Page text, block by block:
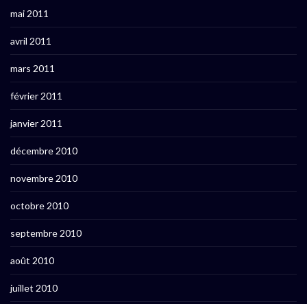
mai 2011
avril 2011
mars 2011
février 2011
janvier 2011
décembre 2010
novembre 2010
octobre 2010
septembre 2010
août 2010
juillet 2010